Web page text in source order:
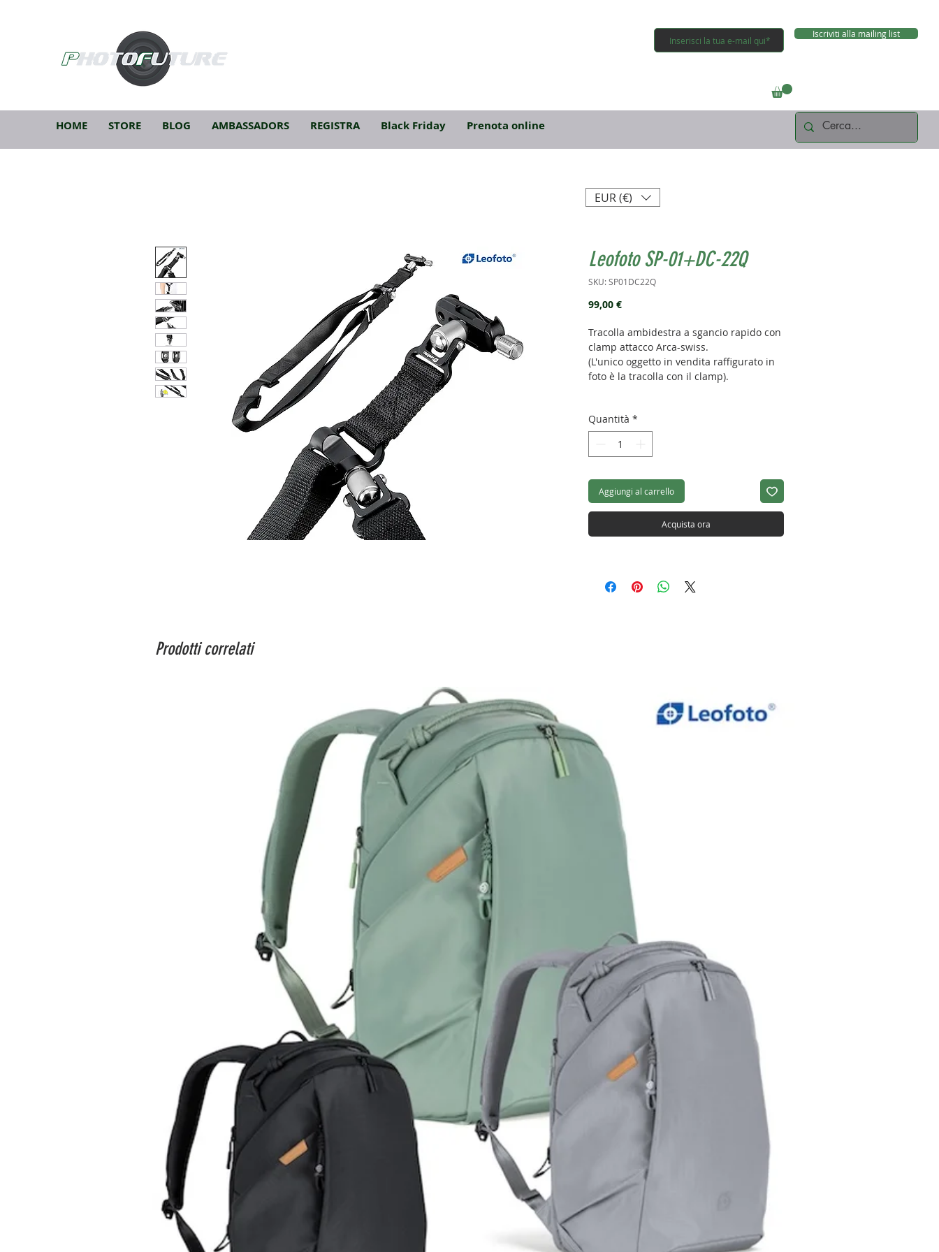
HOME STORE BLOG AMBASSADORS REGISTRA Black Friday Prenota online
Iscriviti alla mailing list
Leofoto SP-01+DC-22Q
SKU: SP01DC22Q
99,00 €Prezzo
Tracolla ambidestra a sgancio rapido con
clamp attacco Arca-swiss.
(L'unico oggetto in vendita raffigurato in
foto è la tracolla con il clamp).
Lunghezza: 110~178cm
Larghezza: 31mm
Spessore: 2,5mm
DC-22Q
Lunghezza: 72mm
Larghezza: 30mm
Peso totale: 308g
Quantità *
Aggiungi al carrello
Acquista ora
EUR (€)
Prodotti correlati